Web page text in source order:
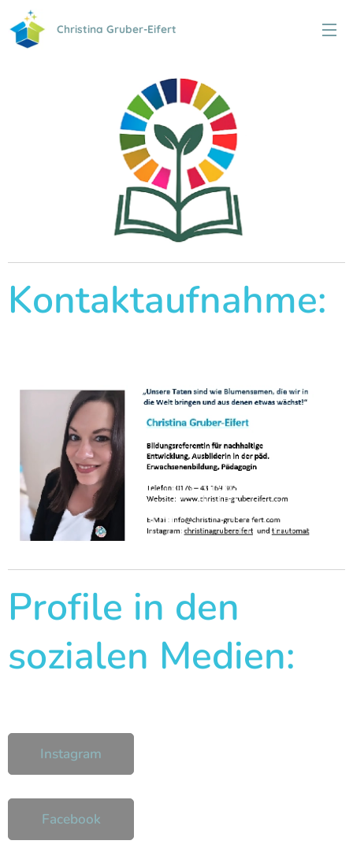
Christina Gruber-Eifert
Kontaktaufnahme:
Profile in den
sozialen Medien:
Instagram
Facebook